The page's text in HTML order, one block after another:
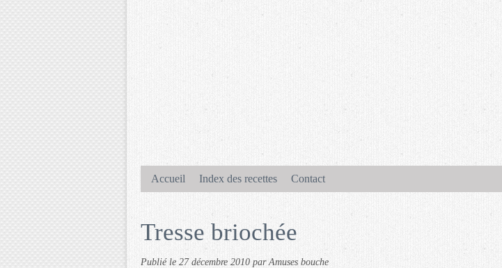
Accueil Index des recettes Contact
Tresse briochée
Publié le 27 décembre 2010 par Amuses bouche